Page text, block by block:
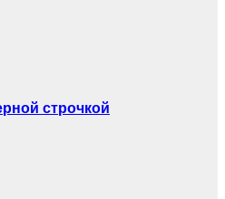
строчкой